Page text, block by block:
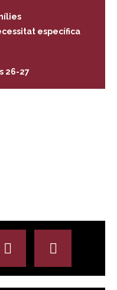
específica
26-27